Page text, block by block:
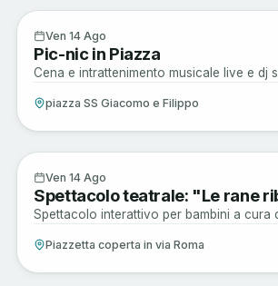
Enogastronomia
Ven 14 Ago
Pic-nic in Piazza
Cena e intrattenimento musicale live e dj
piazza SS Giacomo e Filippo
Arte e Cultura
Ven 14 Ago
Spettacolo teatrale: "Le rane
Spettacolo interattivo per bambini a cura
Piazzetta coperta in via Roma